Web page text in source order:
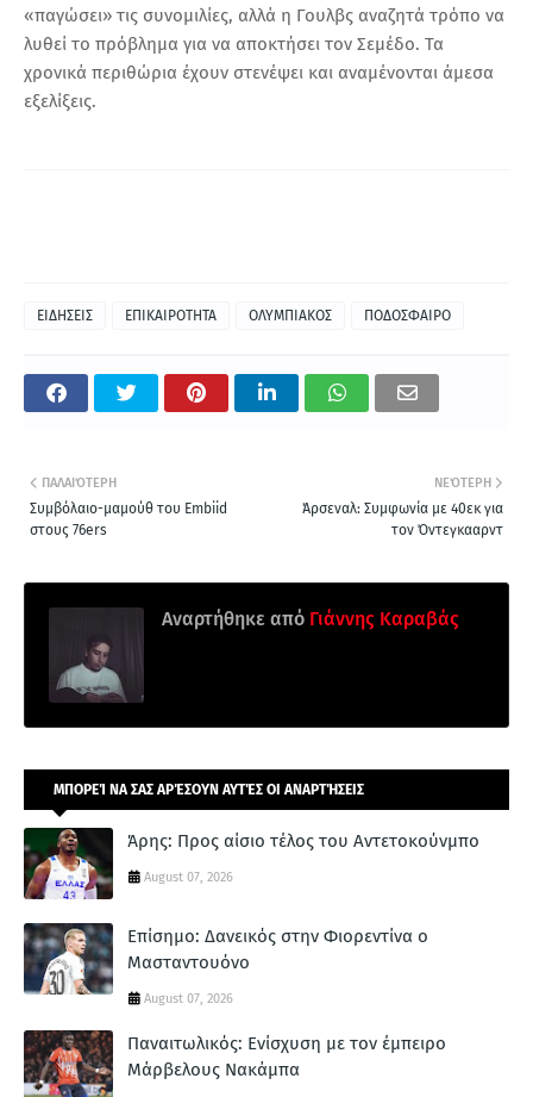
«παγώσει» τις συνομιλίες, αλλά η Γουλβς αναζητά τρόπο να
λυθεί το πρόβλημα για να αποκτήσει τον Σεμέδο. Τα
χρονικά περιθώρια έχουν στενέψει και αναμένονται άμεσα
εξελίξεις.
ΕΙΔΗΣΕΙΣ ΕΠΙΚΑΙΡΟΤΗΤΑ ΟΛΥΜΠΙΑΚΟΣ ΠΟΔΟΣΦΑΙΡΟ
ΝΕΌΤΕΡΗ
Άρσεναλ: Συμφωνία με 40εκ για
τον Όντεγκααρντ
ΠΑΛΑΙΌΤΕΡΗ
Συμβόλαιο-μαμούθ του Embiid
στους 76ers
Αναρτήθηκε από Γιάννης Καραβάς
ΜΠΟΡΕΊ ΝΑ ΣΑΣ ΑΡΈΣΟΥΝ ΑΥΤΈΣ ΟΙ ΑΝΑΡΤΉΣΕΙΣ
Άρης: Προς αίσιο τέλος του Αντετοκούνμπο
August 07, 2026
Επίσημο: Δανεικός στην Φιορεντίνα ο
Μασταντουόνο
August 07, 2026
Παναιτωλικός: Ενίσχυση με τον έμπειρο
Μάρβελους Νακάμπα